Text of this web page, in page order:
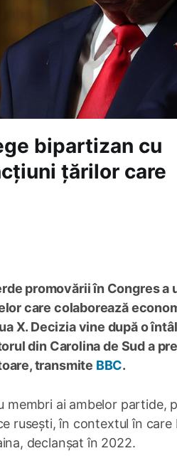
bipartizan cu
țărilor care
promovării în Congres a
care colaborează
X. Decizia vine după o
din Carolina de Sud a
transmite BBC.
membri ai ambelor partide,
rusești, în contextul în care
declanșat în 2022.